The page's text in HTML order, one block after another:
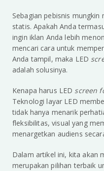
Sebagian pebisnis mungkin
statis. Apakah Anda
ingin iklan Anda lebih
mencari cara untuk
Anda tampil, maka LED
adalah solusinya.
Kenapa harus LED screen
Teknologi layar LED
tidak hanya menarik
fleksibilitas, visual yang
menargetkan audiens
Dalam artikel ini, kita akan
merupakan pilihan terbaik